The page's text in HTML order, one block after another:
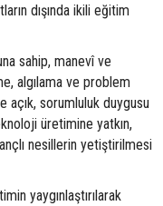
dışında ikili eğitim
sahip, manevî ve
algılama ve problem
sorumluluk duygusu
üretimine yatkın,
nesillerin yetiştirilmesi
yaygınlaştırılarak